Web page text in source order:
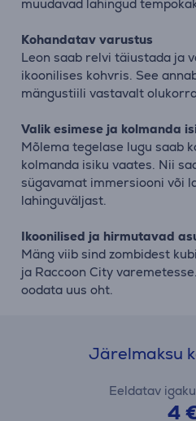
muudavad lahingud
Kohandatav varustus
Leon saab relvi täiustada ja
ikoonilises kohvris. See
mängustiili vastavalt
Valik esimese ja kolmanda
Mõlema tegelase lugu saab
kolmanda isiku vaates. Nii
sügavamat immersiooni või
lahinguväljast.
Ikoonilised ja hirmutavad
Mäng viib sind zombidest
ja Raccoon City
oodata uus oht.
Järelmaksu
Eeldatav
4 €